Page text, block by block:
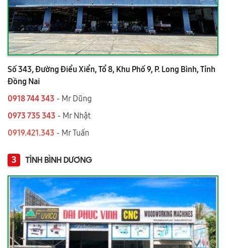
Số 343, Đường Điểu Xiển, Tổ 8, Khu Phố 9, P. Long Bình, Tỉnh
Đồng Nai
0918 744 343 - Mr Dũng
0973 735 343 - Mr Nhật
0919.421.343 ​​​​​​ - Mr Tuấn
3 TỈNH BÌNH DƯƠNG